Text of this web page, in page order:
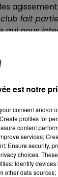
fait
qui nous
(Etrat la
les
ce système
ne savent
ailleurs.
exprimé.
ci-
est notre
consent and/or
profiles for
content
services;
Ensure security,
choices.
Identify
data